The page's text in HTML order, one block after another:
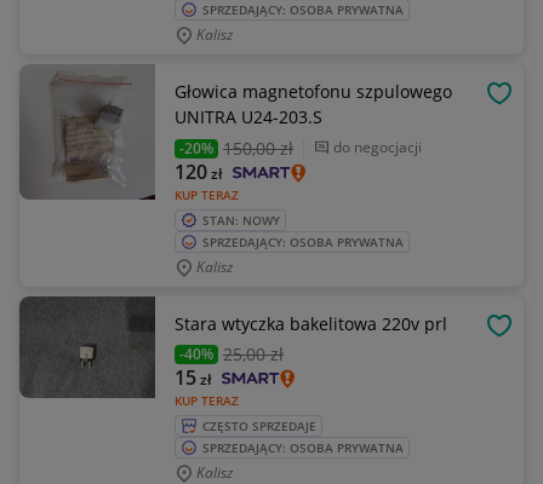
SPRZEDAJĄCY: OSOBA PRYWATNA
Kalisz
Głowica magnetofonu szpulowego
UNITRA U24-203.S
-20% 150,00 zł do negocjacji
KUP TERAZ
120zł
STAN: NOWY
SPRZEDAJĄCY: OSOBA PRYWATNA
Kalisz
Stara wtyczka bakelitowa 220v prl
-40% 25,00 zł
KUP TERAZ
15zł
CZĘSTO SPRZEDAJE
SPRZEDAJĄCY: OSOBA PRYWATNA
Kalisz